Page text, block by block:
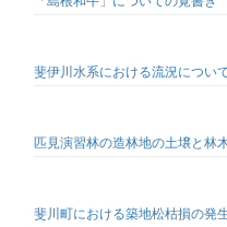
斐伊川水系における流況につい
匹見演習林の造林地の土壌と林
斐川町における築地松枯損の発